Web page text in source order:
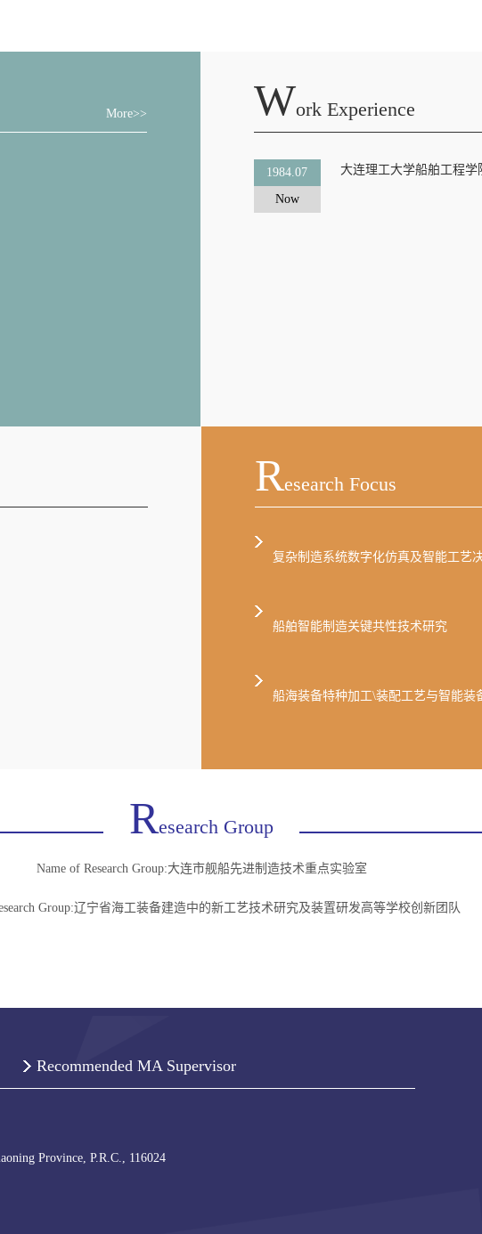
More>> WOrk Experience
1984.07
Now
大连理工大学船舶工程学
REsearch Focus
复杂制造系统数字化仿真及智能工艺
船舶智能制造关键共性技术研究
船海装备特种加工\装配工艺与智能装
REsearch Group
Name of Research Group:大连市舰船先进制造技术重点实验室
Group:辽宁省海工装备建造中的新工艺技术研究及装置研发高等学校创新团队
Recommended MA Supervisor
Province, P.R.C., 116024